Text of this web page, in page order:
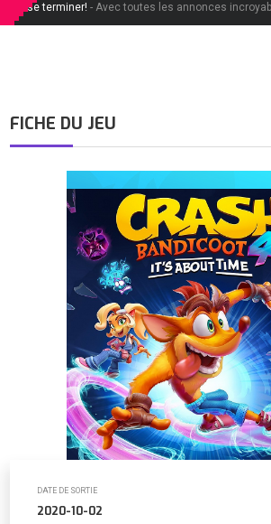
se terminer!- Avec toutes les annonces incroyables
FICHE DU JEU
DATE DE SORTIE
2020-10-02